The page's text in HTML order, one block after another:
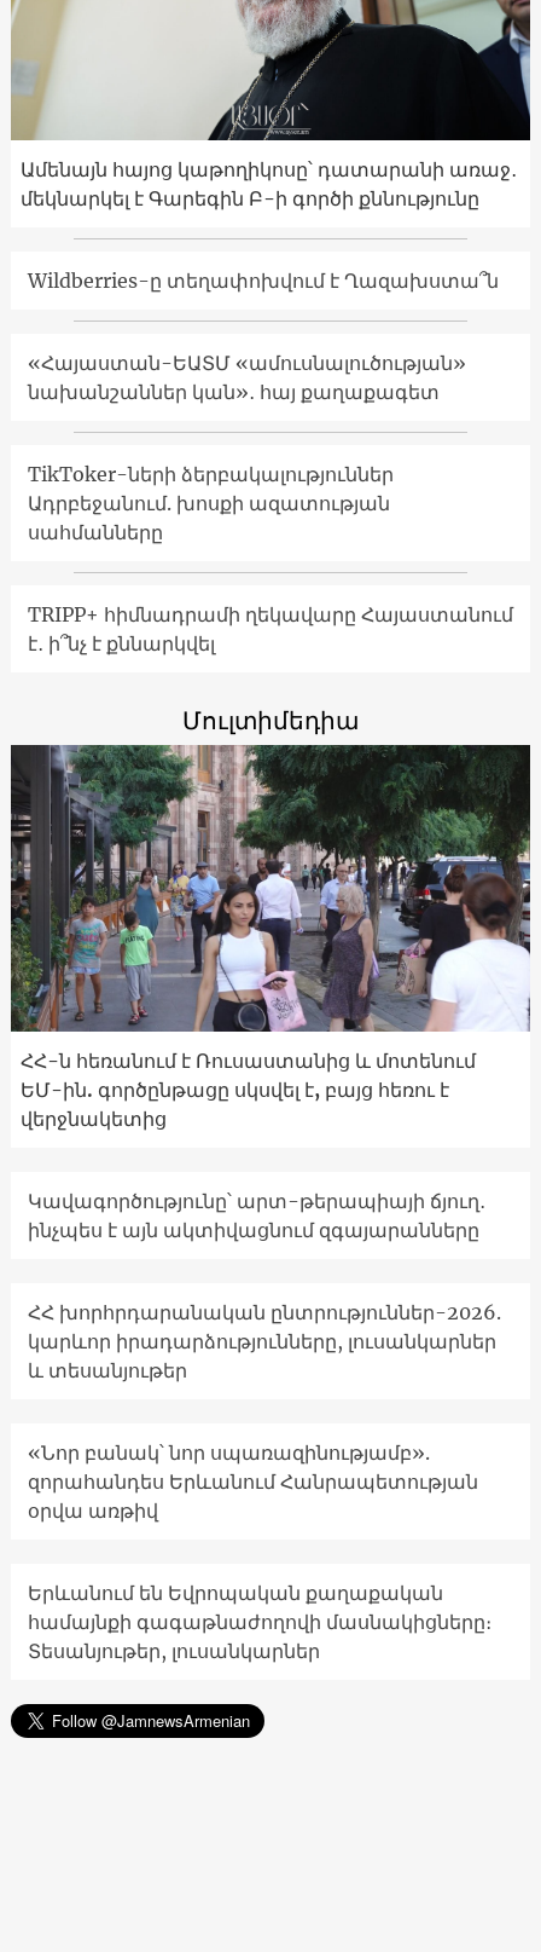
Ամենայն հայոց կաթողիկոսը՝ դատարանի առաջ․
մեկնարկել է Գարեգին Բ-ի գործի քննությունը
Wildberries-ը տեղափոխվում է Ղազախստա՞ն
«Հայաստան-ԵԱՏՄ «ամուսնալուծության»
նախանշաններ կան»․ հայ քաղաքագետ
TikToker-ների ձերբակալություններ
Ադրբեջանում. խոսքի ազատության
սահմանները
TRIPP+ հիմնադրամի ղեկավարը Հայաստանում
է․ ի՞նչ է քննարկվել
Մուլտիմեդիա
ՀՀ-ն հեռանում է Ռուսաստանից և մոտենում
ԵՄ-ին. գործընթացը սկսվել է, բայց հեռու է
վերջնակետից
Կավագործությունը՝ արտ-թերապիայի ճյուղ․
ինչպես է այն ակտիվացնում զգայարանները
ՀՀ խորհրդարանական ընտրություններ-2026.
կարևոր իրադարձությունները, լուսանկարներ
և տեսանյութեր
«Նոր բանակ՝ նոր սպառազինությամբ».
զորահանդես Երևանում Հանրապետության
օրվա առթիվ
Երևանում են Եվրոպական քաղաքական
համայնքի գագաթնաժողովի մասնակիցները։
Տեսանյութեր, լուսանկարներ